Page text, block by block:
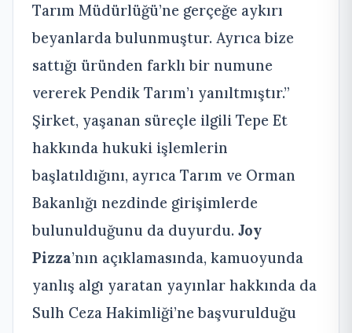
Tarım Müdürlüğü’ne gerçeğe aykırı
beyanlarda bulunmuştur. Ayrıca bize
sattığı üründen farklı bir numune
vererek Pendik Tarım’ı yanıltmıştır.”
Şirket, yaşanan süreçle ilgili Tepe Et
hakkında hukuki işlemlerin
başlatıldığını, ayrıca Tarım ve Orman
Bakanlığı nezdinde girişimlerde
bulunulduğunu da duyurdu. Joy
Pizza’nın açıklamasında, kamuoyunda
yanlış algı yaratan yayınlar hakkında da
Sulh Ceza Hakimliği’ne başvurulduğu